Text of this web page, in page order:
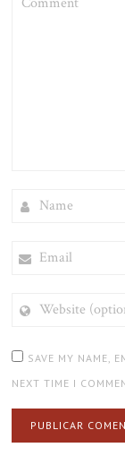
(OPTIONAL)
SAVE MY NAME,
NEXT TIME I